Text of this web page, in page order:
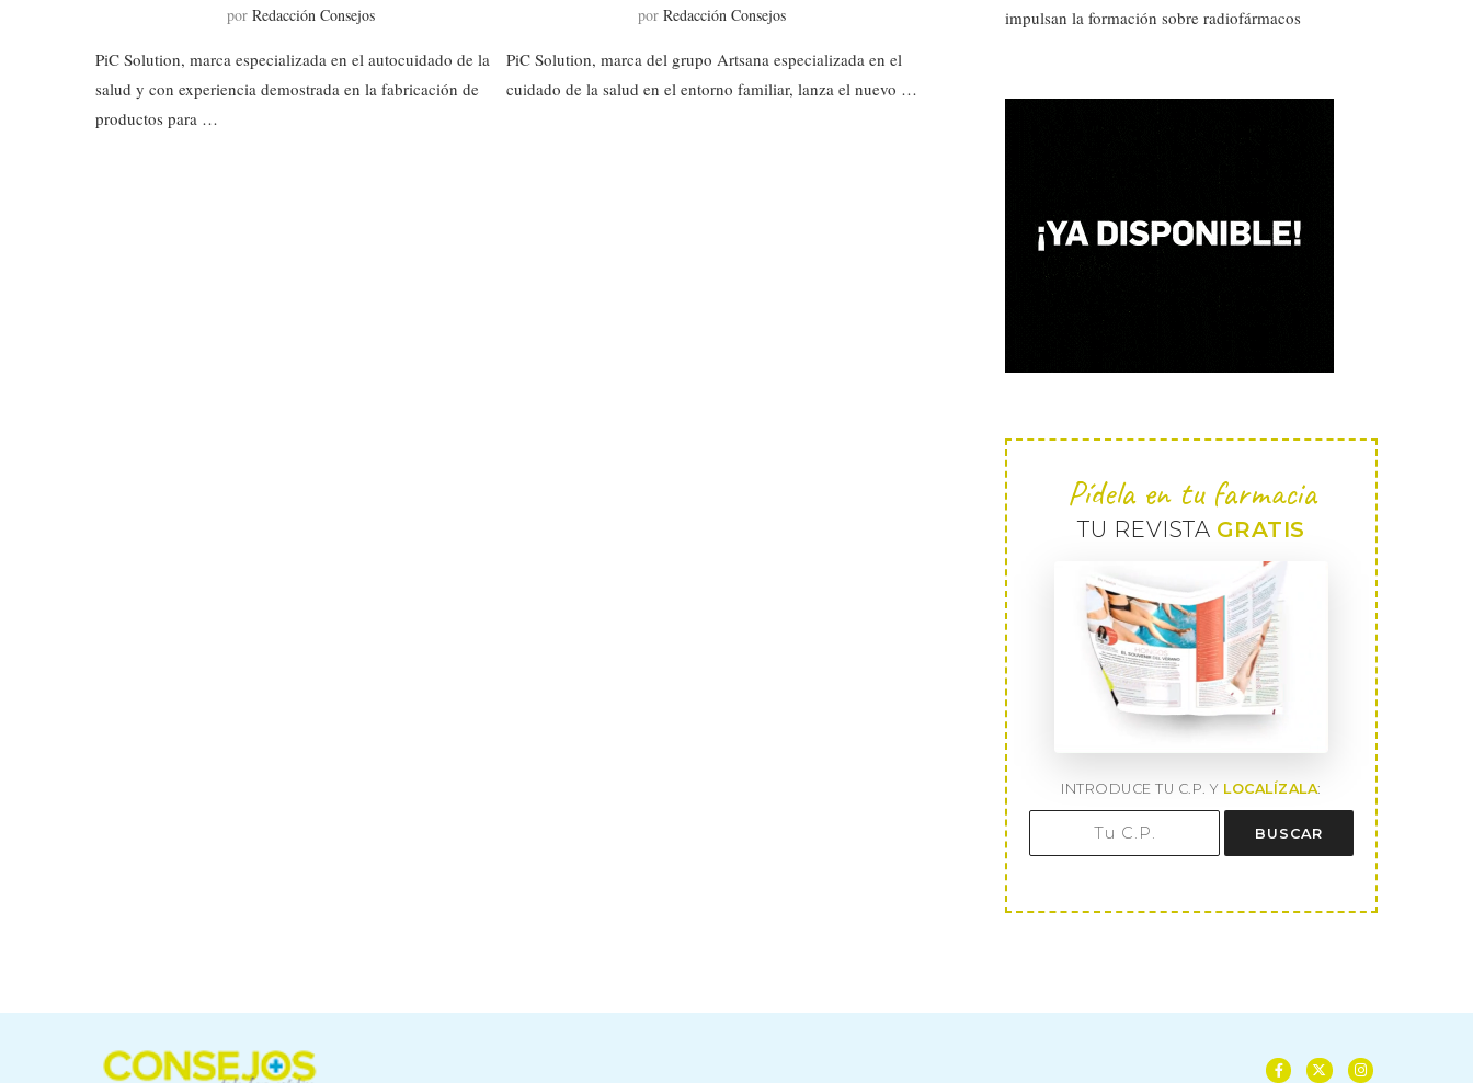
por Redacción Consejos
PiC Solution, marca especializada en el autocuidado de la
salud y con experiencia demostrada en la fabricación de
productos para …
por Redacción Consejos
PiC Solution, marca del grupo Artsana especializada en el
cuidado de la salud en el entorno familiar, lanza el nuevo …
impulsan la formación sobre radiofármacos
Pídela en tu farmacia
TU REVISTA GRATIS
INTRODUCE TU C.P. Y LOCALÍZALA:
BUSCAR